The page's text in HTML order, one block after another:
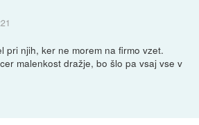
pri njih, ker ne morem na firmo vzet.
malenkost dražje, bo šlo pa vsaj vse v